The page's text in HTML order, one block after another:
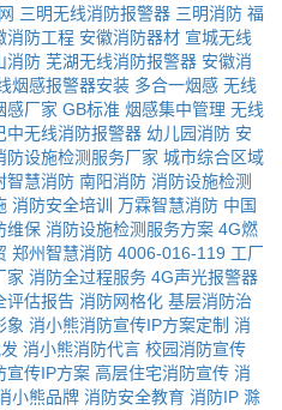
三明无线消防报警器 三明消防 福
消防工程 安徽消防器材 宣城无线
消防 芜湖无线消防报警器 安徽消
烟感报警器安装 多合一烟感 无线
感厂家 GB标准 烟感集中管理 无线
中无线消防报警器 幼儿园消防 安
防设施检测服务厂家 城市综合区域
智慧消防 南阳消防 消防设施检测
消防安全培训 万霖智慧消防 中国
维保 消防设施检测服务方案 4G燃
郑州智慧消防 4006-016-119 工厂
家 消防全过程服务 4G声光报警器
评估报告 消防网格化 基层消防治
象 消小熊消防宣传IP方案定制 消
消小熊消防代言 校园消防宣传
宣传IP方案 高层住宅消防宣传 消
小熊品牌 消防安全教育 消防IP 滁